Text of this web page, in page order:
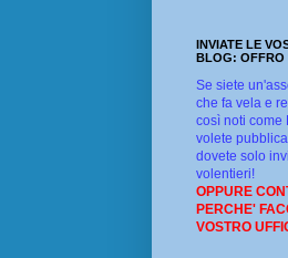
INVIATE LE
BLOG: OFFRO
Se siete
che fa vela e
così noti come
volete
dovete solo
volentieri!
OPPURE
PERCHE'
VOSTRO